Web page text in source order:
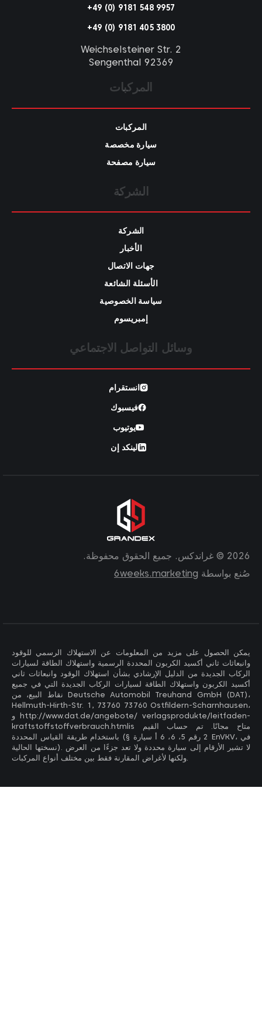
+49 (0) 9181 548 9957
+49 (0) 9181 405 3800
Weichselsteiner Str. 2
92369 Sengenthal
المركبات
المركبات
سيارة مخصصة
سيارة مصفحة
الشركة
الشركة
الأخبار
جهات الاتصال
الأسئلة الشائعة
سياسة الخصوصية
إمبريسوم
وسائل التواصل الاجتماعي
انستقرام
فيسبوك
يوتيوب
لينكد إن
2026 © غراندكس. جميع الحقوق محفوظة.
صُنع بواسطة 6weeks.marketing
يمكن الحصول على مزيد من المعلومات عن الاستهلاك الرسمي للوقود
وانبعاثات ثاني أكسيد الكربون المحددة الرسمية واستهلاك الطاقة لسيارات
الركاب الجديدة من الدليل الإرشادي بشأن استهلاك الوقود وانبعاثات ثاني
أكسيد الكربون واستهلاك الطاقة لسيارات الركاب الجديدة التي في جميع
نقاط البيع، من Deutsche Automobil Treuhand GmbH (DAT)،
Hellmuth-Hirth-Str. 1, 73760 73760 Ostfildern-Scharnhausen،
و http://www.dat.de/angebote/ verlagsprodukte/leitfaden-
kraftstoffstoffverbrauch.htmlis متاح مجانًا. تم حساب القيم
باستخدام طريقة القياس المحددة (§ 2 رقم 5، 6، 6 أ سيارة EnVKV، في
نسختها الحالية). لا تشير الأرقام إلى سيارة محددة ولا تعد جزءًا من العرض